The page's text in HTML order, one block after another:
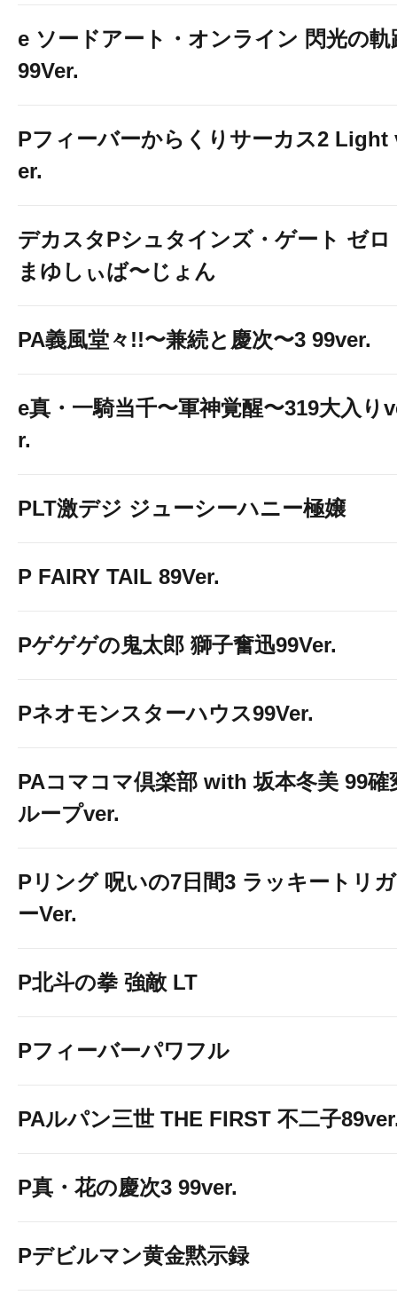
同】
取材!!
賞品入荷‼
e ソードアート・オンライン 閃光の軌
99Ver.
Pフィーバーからくりサーカス2 Light
er.
デカスタPシュタインズ・ゲート ゼロ
まゆしぃば〜じょん
PA義風堂々!!〜兼続と慶次〜3 99ver.
e真・一騎当千〜軍神覚醒〜319大入り
r.
PLT激デジ ジューシーハニー極嬢
P FAIRY TAIL 89Ver.
Pゲゲゲの鬼太郎 獅子奮迅99Ver.
Pネオモンスターハウス99Ver.
PAコマコマ倶楽部 with 坂本冬美 99確
ループver.
Pリング 呪いの7日間3 ラッキートリガ
ーVer.
P北斗の拳 強敵 LT
Pフィーバーパワフル
PAルパン三世 THE FIRST 不二子
P真・花の慶次3 99ver.
Pデビルマン黄金黙示録